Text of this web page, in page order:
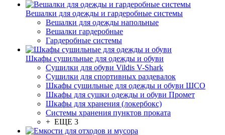
Вешалки для одежды и гардеробные системы
Вешалки для одежды напольные
Вешалки гардеробные
Гардеробные системы
Шкафы сушильные для одежды и обуви
Сушилки для обуви Vildis V-Shark
Сушилки для спортивных раздевалок
Шкафы сушильные для одежды и обуви ШСО
Шкафы для сушки одежды и обуви Промет
Шкафы для хранения (локербокс)
Системы хранения пунктов проката
+ ЕЩЕ 3